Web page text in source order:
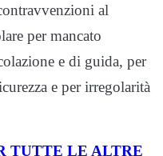
al
per mancato
e di guida, per
e per irregolarità
TUTTE LE ALTRE